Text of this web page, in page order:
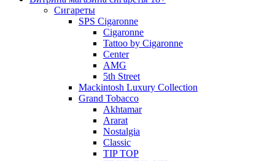
Cигареты
SPS Cigaronne
Сigaronne
Tattoo by Cigaronne
Center
AMG
5th Street
Mackintosh Luxury Collection
Grand Tobacco
Akhtamar
Ararat
Nostalgia
Classic
TIP TOP